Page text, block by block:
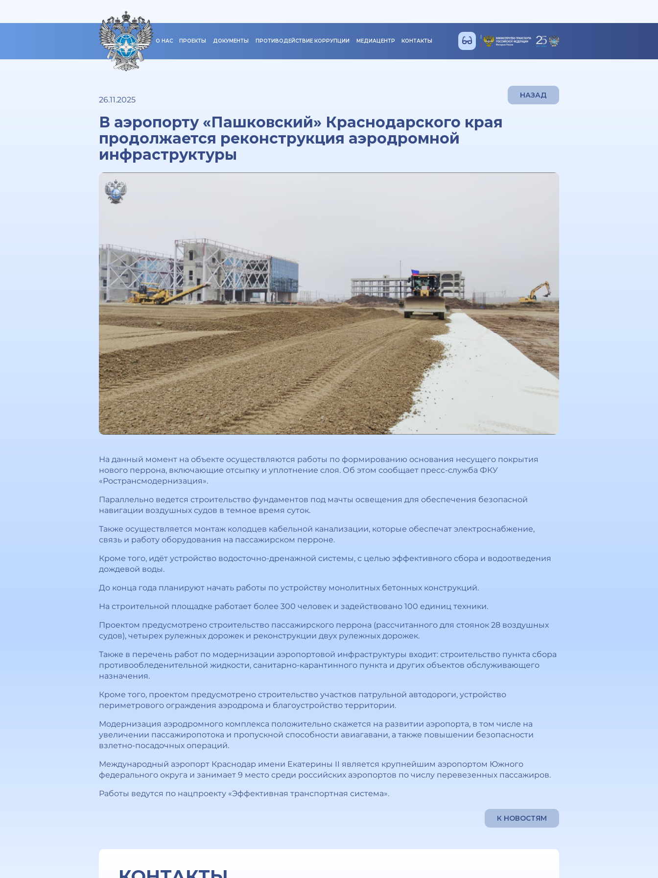
О НАС ПРОЕКТЫ ДОКУМЕНТЫ ПРОТИВОДЕЙСТВИЕ КОРРУПЦИИ МЕДИАЦЕНТР КОНТАКТЫ
26.11.2025 НАЗАД
В аэропорту «Пашковский» Краснодарского края
продолжается реконструкция аэродромной
инфраструктуры
На данный момент на объекте осуществляются работы по формированию основания несущего покрытия
нового перрона, включающие отсыпку и уплотнение слоя. Об этом сообщает пресс-служба ФКУ
«Ространсмодернизация».
Параллельно ведется строительство фундаментов под мачты освещения для обеспечения безопасной
навигации воздушных судов в темное время суток.
Также осуществляется монтаж колодцев кабельной канализации, которые обеспечат электроснабжение,
связь и работу оборудования на пассажирском перроне.
Кроме того, идёт устройство водосточно-дренажной системы, с целью эффективного сбора и водоотведения
дождевой воды.
До конца года планируют начать работы по устройству монолитных бетонных конструкций.
На строительной площадке работает более 300 человек и задействовано 100 единиц техники.
Проектом предусмотрено строительство пассажирского перрона (рассчитанного для стоянок 28 воздушных
судов), четырех рулежных дорожек и реконструкции двух рулежных дорожек.
Также в перечень работ по модернизации аэропортовой инфраструктуры входит: строительство пункта сбора
противообледенительной жидкости, санитарно-карантинного пункта и других объектов обслуживающего
назначения.
Кроме того, проектом предусмотрено строительство участков патрульной автодороги, устройство
периметрового ограждения аэродрома и благоустройство территории.
Модернизация аэродромного комплекса положительно скажется на развитии аэропорта, в том числе на
увеличении пассажиропотока и пропускной способности авиагавани, а также повышении безопасности
взлетно-посадочных операций.
Международный аэропорт Краснодар имени Екатерины II является крупнейшим аэропортом Южного
федерального округа и занимает 9 место среди российских аэропортов по числу перевезенных пассажиров.
Работы ведутся по нацпроекту «Эффективная транспортная система».
К НОВОСТЯМ